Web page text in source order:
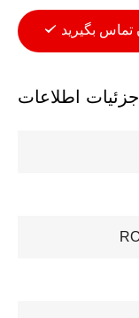
تماس بگیرید
جزئیات اطلاعات